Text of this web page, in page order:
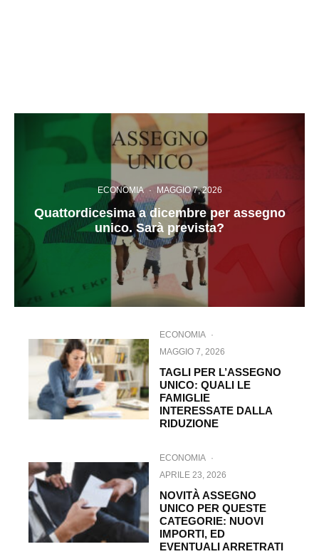
ECONOMIA · MAGGIO 7, 2026
Quattordicesima a dicembre per assegno
unico. Sarà prevista?
ECONOMIA ·
MAGGIO 7, 2026
TAGLI PER L’ASSEGNO
UNICO: QUALI LE
FAMIGLIE
INTERESSATE DALLA
RIDUZIONE
ECONOMIA ·
APRILE 23, 2026
NOVITÀ ASSEGNO
UNICO PER QUESTE
CATEGORIE: NUOVI
IMPORTI, ED
EVENTUALI ARRETRATI